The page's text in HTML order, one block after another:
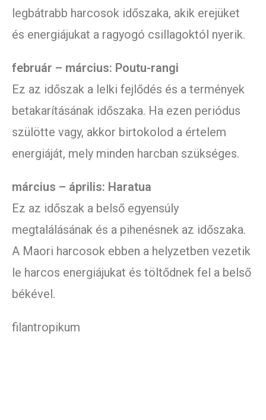
legbátrabb harcosok időszaka, akik erejüket
és energiájukat a ragyogó csillagoktól nyerik.
február – március: Poutu-rangi
Ez az időszak a lelki fejlődés és a termények
betakarításának időszaka. Ha ezen periódus
szülötte vagy, akkor birtokolod a értelem
energiáját, mely minden harcban szükséges.
március – április: Haratua
Ez az időszak a belső egyensúly
megtalálásának és a pihenésnek az időszaka.
A Maori harcosok ebben a helyzetben vezetik
le harcos energiájukat és töltődnek fel a belső
békével.
filantropikum